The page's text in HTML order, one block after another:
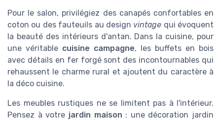
Pour le salon, privilégiez des canapés confortables en
coton ou des fauteuils au design vintage qui évoquent
la beauté des intérieurs d'antan. Dans la cuisine, pour
une véritable cuisine campagne, les buffets en bois
avec détails en fer forgé sont des incontournables qui
rehaussent le charme rural et ajoutent du caractère à
la déco cuisine.
Les meubles rustiques ne se limitent pas à l'intérieur.
Pensez à votre jardin maison : une décoration jardin